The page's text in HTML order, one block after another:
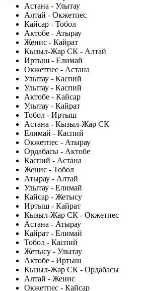
Астана - Улытау
Алтай - Окжетпес
Кайсар - Тобол
Актобе - Атырау
Женис - Кайрат
Кызыл-Жар СК - Алтай
Иртыш - Елимай
Окжетпес - Астана
Улытау - Каспий
Улытау - Каспий
Актобе - Кайсар
Улытау - Кайрат
Тобол - Иртыш
Астана - Кызыл-Жар СК
Елимай - Каспий
Окжетпес - Атырау
Ордабасы - Актобе
Каспий - Астана
Женис - Тобол
Атырау - Алтай
Улытау - Елимай
Кайсар - Жетысу
Иртыш - Кайрат
Кызыл-Жар СК - Окжетпес
Астана - Атырау
Кайрат - Елимай
Тобол - Каспий
Жетысу - Улытау
Актобе - Иртыш
Кызыл-Жар СК - Ордабасы
Алтай - Женис
Окжетпес - Кайсар